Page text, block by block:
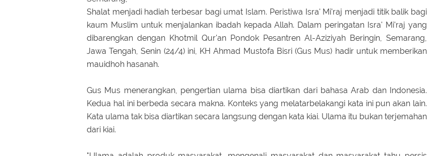
Shalat menjadi hadiah terbesar bagi umat Islam. Peristiwa Isra' Mi'raj menjadi titik balik bagi
kaum Muslim untuk menjalankan ibadah kepada Allah. Dalam peringatan Isra' Mi'raj yang
dibarengkan dengan Khotmil Qur'an Pondok Pesantren Al-Aziziyah Beringin, Semarang,
Jawa Tengah, Senin (24/4) ini, KH Ahmad Mustofa Bisri (Gus Mus) hadir untuk memberikan
mauidhoh hasanah.
Gus Mus menerangkan, pengertian ulama bisa diartikan dari bahasa Arab dan Indonesia.
Kedua hal ini berbeda secara makna. Konteks yang melatarbelakangi kata ini pun akan lain.
Kata ulama tak bisa diartikan secara langsung dengan kata kiai. Ulama itu bukan terjemahan
dari kiai.